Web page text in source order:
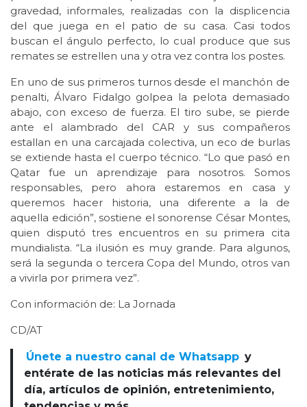
gravedad, informales, realizadas con la displicencia
del que juega en el patio de su casa. Casi todos
buscan el ángulo perfecto, lo cual produce que sus
remates se estrellen una y otra vez contra los postes.
En uno de sus primeros turnos desde el manchón de
penalti, Álvaro Fidalgo golpea la pelota demasiado
abajo, con exceso de fuerza. El tiro sube, se pierde
ante el alambrado del CAR y sus compañeros
estallan en una carcajada colectiva, un eco de burlas
se extiende hasta el cuerpo técnico. “Lo que pasó en
Qatar fue un aprendizaje para nosotros. Somos
responsables, pero ahora estaremos en casa y
queremos hacer historia, una diferente a la de
aquella edición”, sostiene el sonorense César Montes,
quien disputó tres encuentros en su primera cita
mundialista. “La ilusión es muy grande. Para algunos,
será la segunda o tercera Copa del Mundo, otros van
a vivirla por primera vez”.
Con información de: La Jornada
CD/AT
Únete a nuestro canal de Whatsapp y
entérate de las noticias más relevantes del
día, artículos de opinión, entretenimiento,